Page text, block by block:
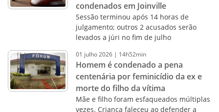
condenados em Joinville
Sessão terminou após 14 horas de
julgamento; outros 2 acusados serão
levados a júri no fim de julho
01 julho2026 | 14h52min
Homem é condenado a pena
centenária por feminicídio da ex e
morte do filho da vítima
Mãe e filho foram esfaqueados múltiplas
vezes. Criança faleceu ao defender a